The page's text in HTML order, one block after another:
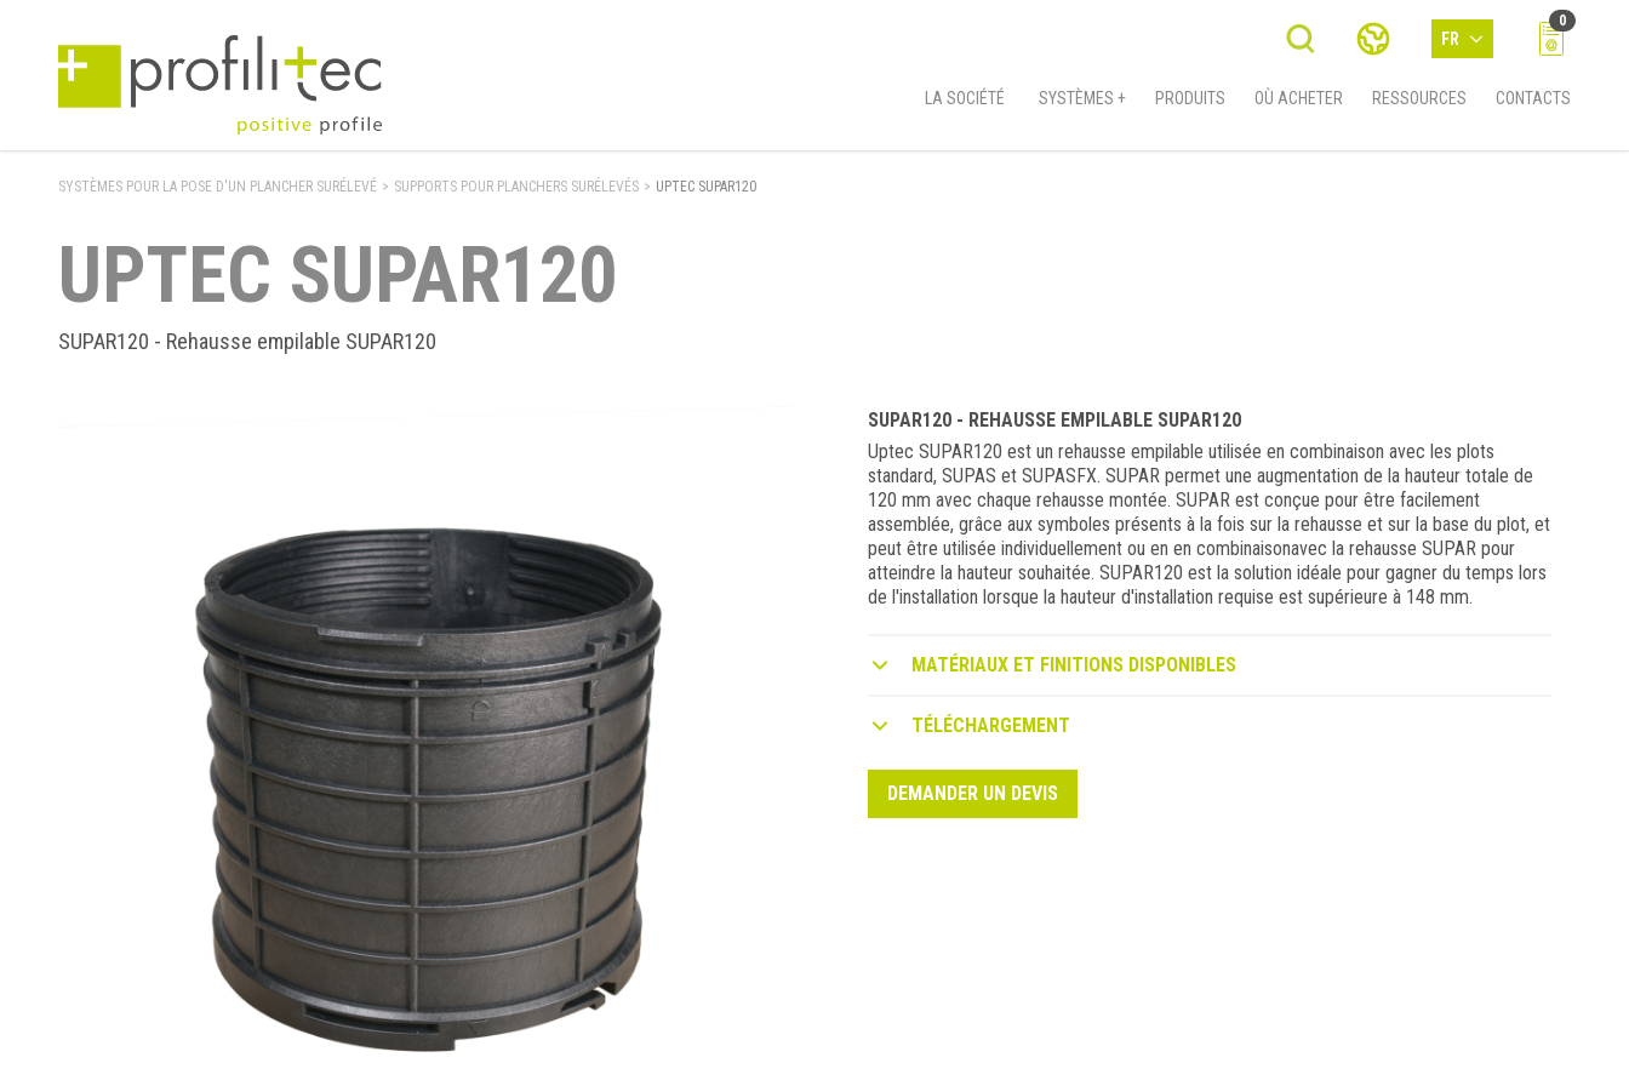
FR
0
LA SOCIÉTÉ SYSTÈMES + PRODUITS OÙ ACHETER RESSOURCES CONTACTS
SYSTÈMES POUR LA POSE D'UN PLANCHER SURÉLEVÉ > SUPPORTS POUR PLANCHERS SURÉLEVÉS > UPTEC SUPAR120
UPTEC SUPAR120
SUPAR120 - Rehausse empilable SUPAR120
SUPAR120 - REHAUSSE EMPILABLE SUPAR120
Uptec SUPAR120 est un rehausse empilable utilisée en combinaison avec les plots
standard, SUPAS et SUPASFX. SUPAR permet une augmentation de la hauteur totale de
120 mm avec chaque rehausse montée. SUPAR est conçue pour être facilement
assemblée, grâce aux symboles présents à la fois sur la rehausse et sur la base du plot, et
peut être utilisée individuellement ou en en combinaisonavec la rehausse SUPAR pour
atteindre la hauteur souhaitée. SUPAR120 est la solution idéale pour gagner du temps lors
de l'installation lorsque la hauteur d'installation requise est supérieure à 148 mm.
MATÉRIAUX ET FINITIONS DISPONIBLES
TÉLÉCHARGEMENT
DEMANDER UN DEVIS